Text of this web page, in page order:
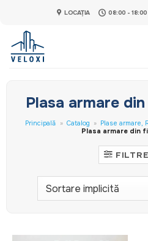
content
LOCAȚIA 08:00 - 18:00
Plasa armare
Principală » Catalog » Plase armare,
Plasa armare din